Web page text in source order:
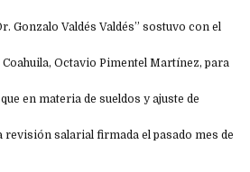
Gonzalo Valdés Valdés” sostuvo con el
Octavio Pimentel Martínez, para
en materia de sueldos y ajuste de
salarial firmada el pasado mes de